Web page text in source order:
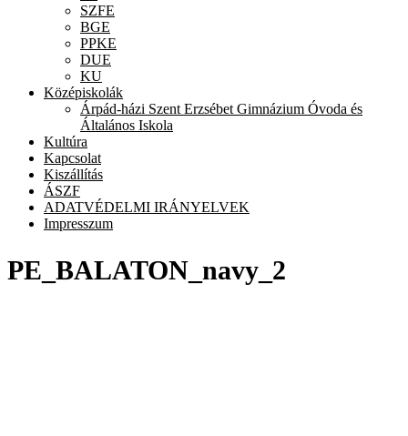
SZFE
BGE
PPKE
DUE
KU
Középiskolák
Árpád-házi Szent Erzsébet Gimnázium Óvoda és
Általános Iskola
Kultúra
Kapcsolat
Kiszállítás
ÁSZF
ADATVÉDELMI IRÁNYELVEK
Impresszum
PE_BALATON_navy_2